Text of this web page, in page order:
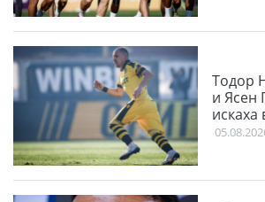
Тодор
и Ясен
искаха